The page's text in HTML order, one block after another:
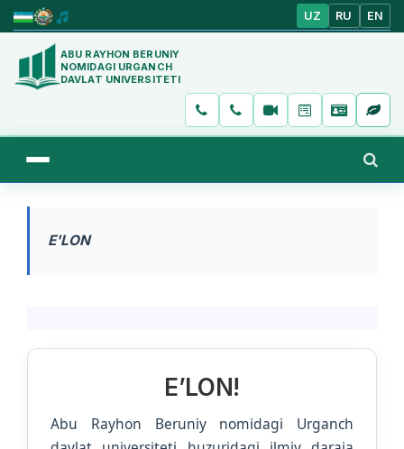
UZ RU EN
ABU RAYHON BERUNIY
NOMIDAGI URGANCH
DAVLAT UNIVERSITETI
E'LON
E’LON!
Abu Rayhon Beruniy nomidagi Urganch